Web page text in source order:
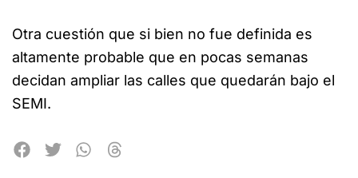
Otra cuestión que si bien no fue definida es
altamente probable que en pocas semanas
decidan ampliar las calles que quedarán bajo el
SEMI.